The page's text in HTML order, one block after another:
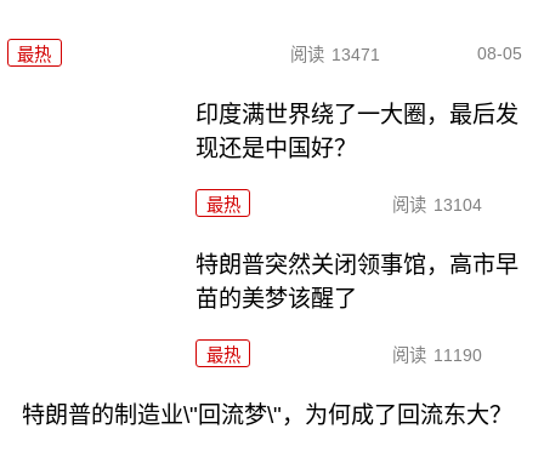
最热 阅读 13471 08-05
印度满世界绕了一大圈，最后发
现还是中国好？
最热 阅读 13104
特朗普突然关闭领事馆，高市早
苗的美梦该醒了
最热 阅读 11190
特朗普的制造业\"回流梦\"，为何成了回流东大？